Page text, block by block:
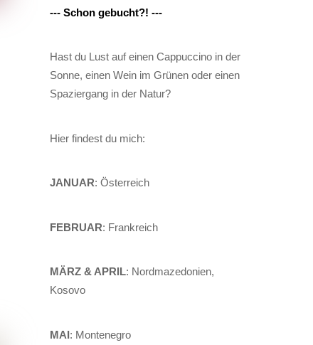
--- Schon gebucht?! ---
Hast du Lust auf einen Cappuccino in der
Sonne, einen Wein im Grünen oder einen
Spaziergang in der Natur?
Hier findest du mich:
JANUAR: Österreich
FEBRUAR: Frankreich
MÄRZ & APRIL: Nordmazedonien,
Kosovo
MAI: Montenegro